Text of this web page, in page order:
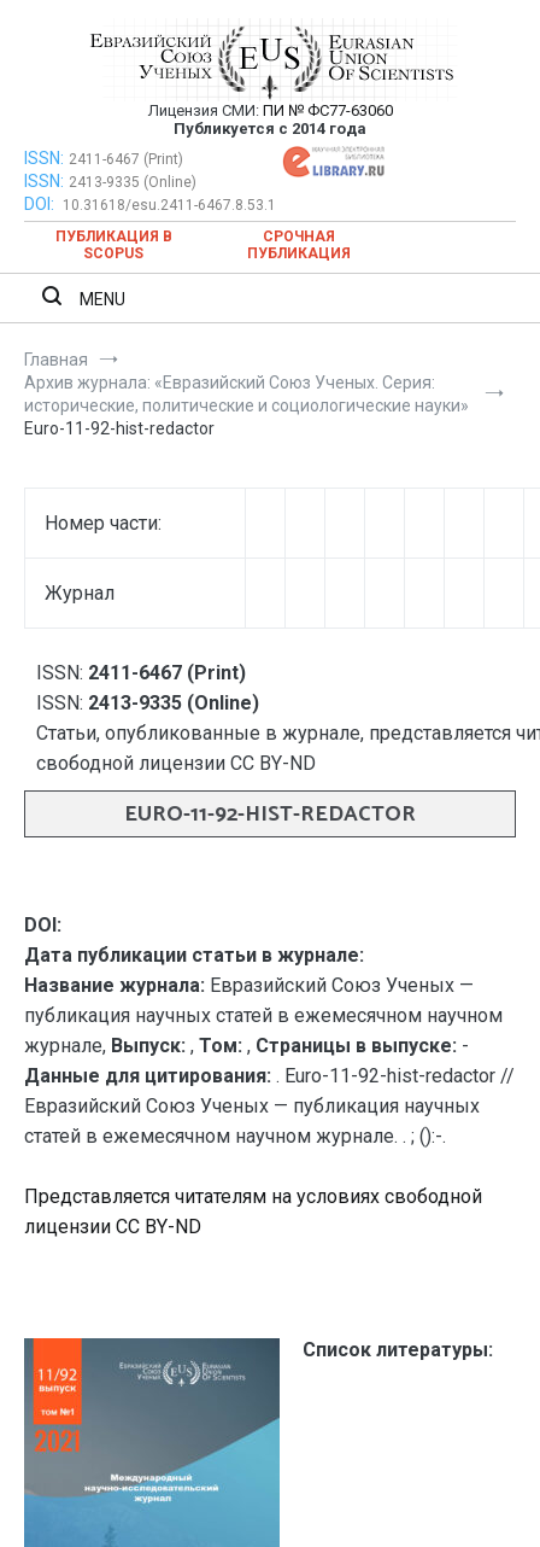
Евразийский Союз Ученых —
публикация научных статей в
ежемесячном научном журнале
Лицензия СМИ: ПИ № ФС77-63060
Публикуется с 2014 года
Евразийский Союз Ученых — публикация научных статей в
ежемесячном научном журнале
ISSN: 2411-6467 (Print)
ISSN: 2413-9335 (Online)
DOI:
10.31618/esu.2411-6467.8.53.1
ПУБЛИКАЦИЯ В
SCOPUS
СРОЧНАЯ
ПУБЛИКАЦИЯ
MENU
Главная
Архив журнала: «Евразийский Союз Ученых. Серия:
исторические, политические и социологические науки»
Euro-11-92-hist-redactor
Номер части:
Журнал
ISSN: 2411-6467 (Print)
ISSN: 2413-9335 (Online)
Статьи, опубликованные в журнале, представляется
свободной лицензии CC BY-ND
EURO-11-92-HIST-REDACTOR
DOI:
Дата публикации статьи в журнале:
Название журнала: Евразийский Союз Ученых —
публикация научных статей в ежемесячном научном
журнале, Выпуск: , Том: , Страницы в выпуске: -
Данные для цитирования: . Euro-11-92-hist-redactor //
Евразийский Союз Ученых — публикация научных
статей в ежемесячном научном журнале. . ; ():-.
Представляется читателям на условиях свободной
лицензии CC BY-ND
Список литературы: